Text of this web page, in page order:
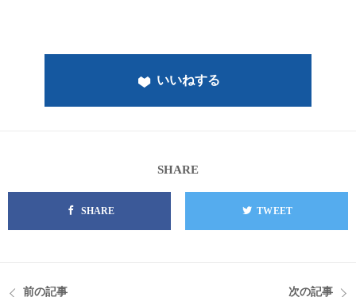
いいねする
SHARE
SHARE TWEET
前の記事 次の記事